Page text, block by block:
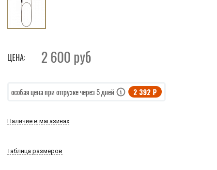
ЦЕНА: 2 600 руб
особая цена при отгрузке через 5 дней 2 392 ₽
Наличие в магазинах
Таблица размеров